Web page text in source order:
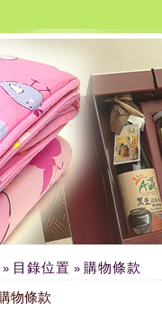
» 目錄位置 » 購物條款
物條款